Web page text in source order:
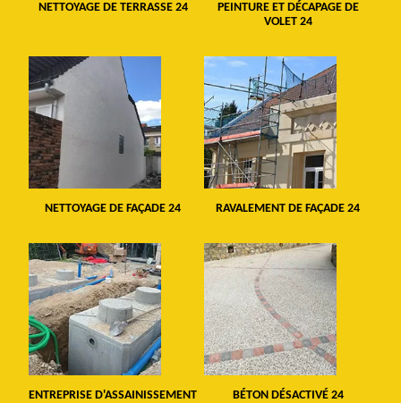
NETTOYAGE DE TERRASSE 24
PEINTURE ET DÉCAPAGE DE
VOLET 24
NETTOYAGE DE FAÇADE 24 RAVALEMENT DE FAÇADE 24
ENTREPRISE D'ASSAINISSEMENT BÉTON DÉSACTIVÉ 24